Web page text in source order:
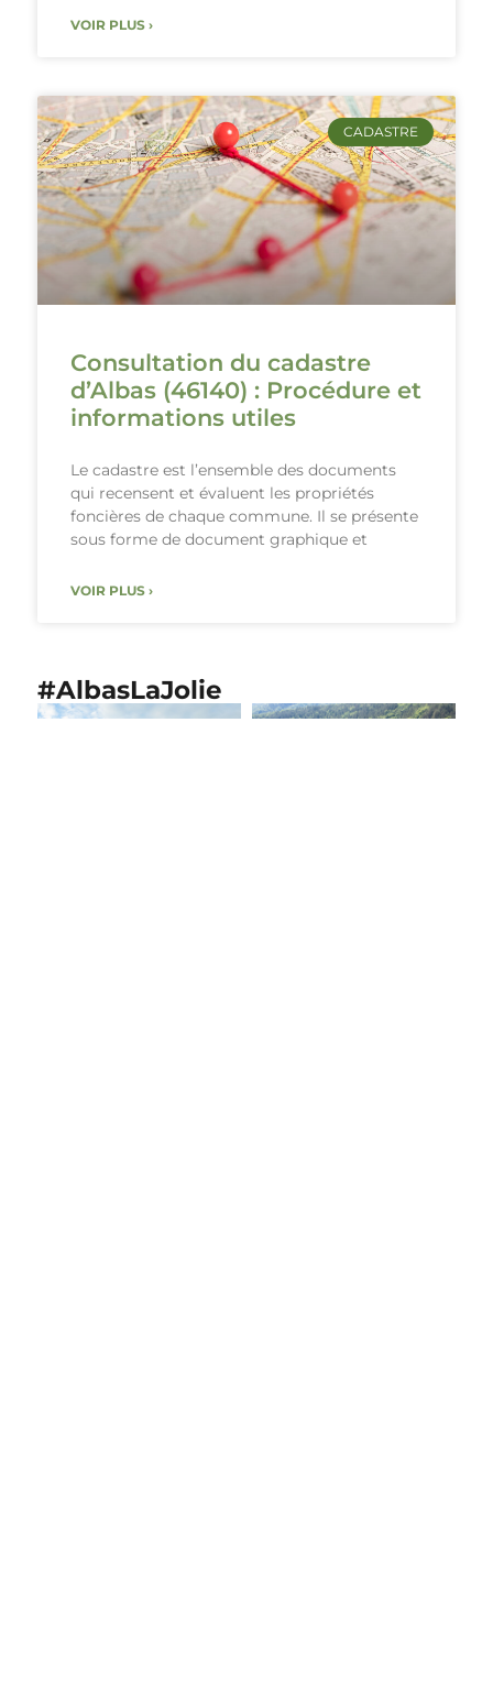
VOIR PLUS ›
CADASTRE
Consultation du cadastre
d’Albas (46140) : Procédure et
informations utiles
Le cadastre est l’ensemble des documents
qui recensent et évaluent les propriétés
foncières de chaque commune. Il se présente
sous forme de document graphique et
VOIR PLUS ›
#AlbasLaJolie